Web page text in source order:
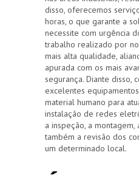
disso, oferecemos
horas, o que garante a
necessite com urgência
trabalho realizado por
mais alta qualidade,
apurada com os mais
segurança. Diante disso,
excelentes
material humano para
instalação de redes
a inspeção, a
também a revisão dos
um determinado local.